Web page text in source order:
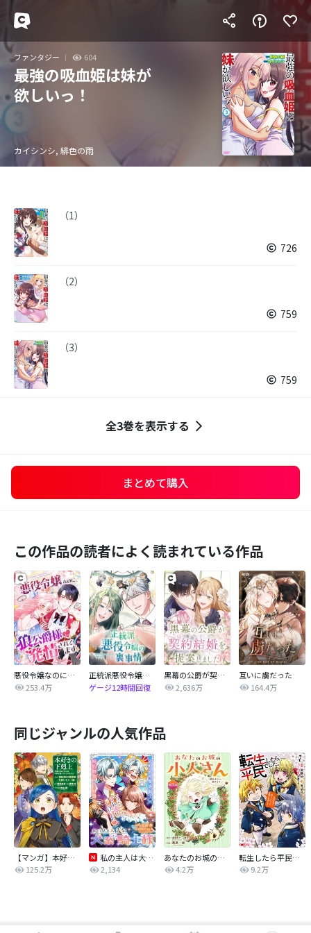
ファンタジー 604
最強の吸血姫は妹が
欲しいっ！
カイシンシ, 緋色の雨
（1）
726
（2）
759
（3）
759
全3巻を表示する
まとめて購入
この作品の読者によく読まれている作品
悪役令嬢なのに、狼公爵様に発情されてます
253.4万
正統派悪役令嬢の裏事情
ゲージ12時間回復
黒幕の公爵が契約結婚を提案しました
2,636万
互いに虜だった
164.4万
同じジャンルの人気作品
【マンガ】本好きの下剋上 第四部
125.2万
私の主人は大きな犬系騎士様
2,134
あなたのお城の小人さん ～御飯下さい、働きますっ～（コミック）【分冊版】
4.2万
転生したら平民でした。～生活水準に耐えられないので貴族を目指します～（コミック）
9.2万